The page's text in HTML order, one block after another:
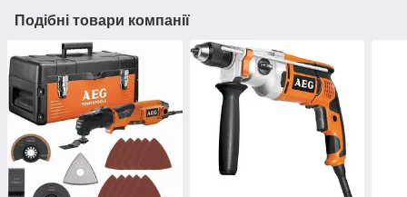
Подібні товари компанії